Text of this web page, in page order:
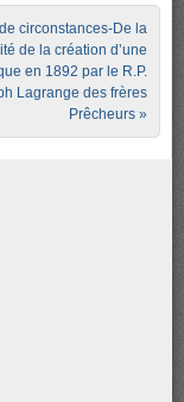
circonstances-De la
de la création d’une
en 1892 par le R.P.
Lagrange des frères
Prêcheurs »